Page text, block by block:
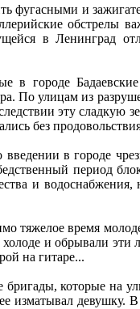
фугасными и
обстрелы
в Ленинград
в городе
По улицам из
эту сладкую
без
в городе
период
и
тяжелое время
и обрывали эти
на гитаре...
которые на
девушку. В